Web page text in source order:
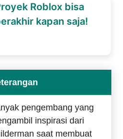
Roblox bisa
kapan saja!
pengembang yang
inspirasi dari
saat membuat